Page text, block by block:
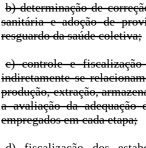
b) determinação de
sanitária e adoção de
resguardo da saúde coletiva;
c) controle e
indiretamente se
produção, extração,
a avaliação da adequação
empregados em cada etapa;